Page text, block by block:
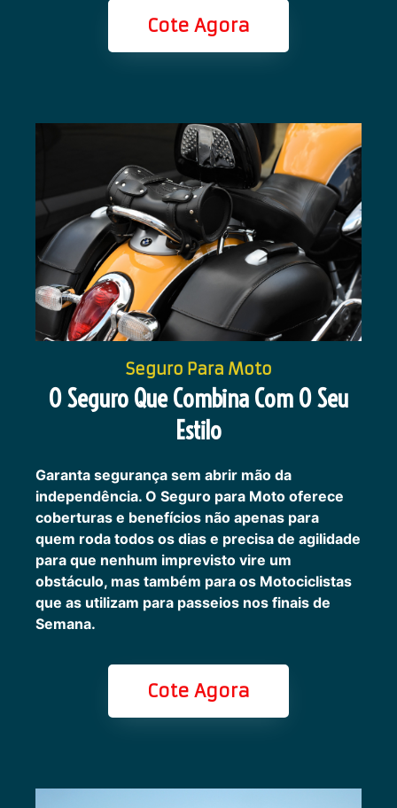
Cote Agora
Seguro Para Moto
O Seguro Que Combina Com O Seu
Estilo
Garanta segurança sem abrir mão da
independência. O Seguro para Moto oferece
coberturas e benefícios não apenas para
quem roda todos os dias e precisa de agilidade
para que nenhum imprevisto vire um
obstáculo, mas também para os Motociclistas
que as utilizam para passeios nos finais de
Semana.
Cote Agora